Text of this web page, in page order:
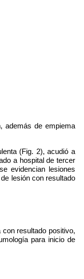
además de empiema
(Fig. 2), acudió a
a hospital de tercer
evidencian lesiones
lesión con resultado
resultado positivo,
para inicio de